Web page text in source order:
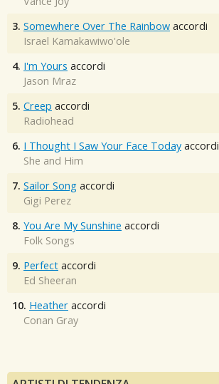
3. Somewhere Over The Rainbow accordi
Israel Kamakawiwo'ole
4. I'm Yours accordi
Jason Mraz
5. Creep accordi
Radiohead
6. I Thought I Saw Your Face Today accordi
She and Him
7. Sailor Song accordi
Gigi Perez
8. You Are My Sunshine accordi
Folk Songs
9. Perfect accordi
Ed Sheeran
10. Heather accordi
Conan Gray